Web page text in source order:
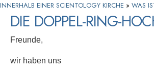
INNERHALB EINER SCIENTOLOGY KIRCHE » WAS
DIE DOPPEL-RING-
Freunde,
wir haben uns